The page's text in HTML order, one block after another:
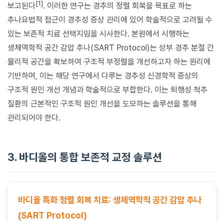
보고된다[1]. 이러한 연구는 경추의 정렬 회복을 목표로 하는
추나요법적 접근이 경추성 증상 관리에 있어 학술적으로 고려될 수
있는 보존적 치료 선택지임을 시사한다. 본원에서 시행하는
생체역학적 공간 감압 추나(SART Protocol)는 상부 경추 분절 간
물리적 공간을 확보하여 구조적 부정렬을 개선하고자 하는 원리에
기반하며, 이는 해당 연구에서 다루는 경추성 신경학적 증상의
구조적 원인 개선 개념과 학술적으로 부합한다. 이는 퇴행성 척추
질환의 근본적인 구조적 원인 개선을 도모하는 솔루션을 통해
관리되어야 한다.
3. 바디올의 통합 보존적 교정 솔루션
바디올 특화 정렬 회복 치료: 생체역학적 공간 감압 추나
(SART Protocol)